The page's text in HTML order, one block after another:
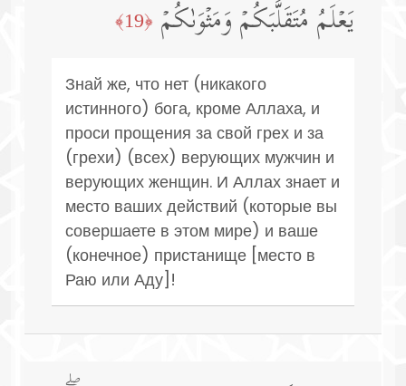
یَعۡلَمُ مُتَقَلَّبَكُمۡ وَمَثۡوَىٰكُمۡ ﴿19﴾
Знай же, что нет (никакого
истинного) бога, кроме Аллаха, и
проси прощения за свой грех и за
(грехи) (всех) верующих мужчин и
верующих женщин. И Аллах знает и
место ваших действий (которые вы
совершаете в этом мире) и ваше
(конечное) пристанище [место в
Раю или Аду]!